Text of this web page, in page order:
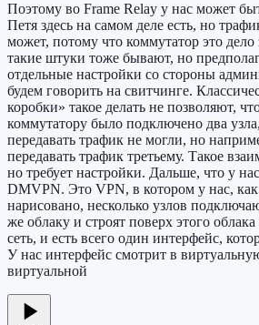
Поэтому во Frame Relay у нас может
Петя здесь на самом деле есть, но
может, потому что коммутатор это
такие штуки тоже бывают, но
отдельные настройки со стороны
будем говорить на свитчинге.
коробки» такое делать не позволяют,
коммутатору было подключено два
передавать трафик не могли, но
передавать трафик третьему. Такое
но требует настройки. Дальше, что у
DMVPN. Это VPN, в котором у нас, как
нарисовано, несколько узлов
же облаку и строят поверх этого
сеть, и есть всего один интерфейс,
У нас интерфейс смотрит в
виртуальной